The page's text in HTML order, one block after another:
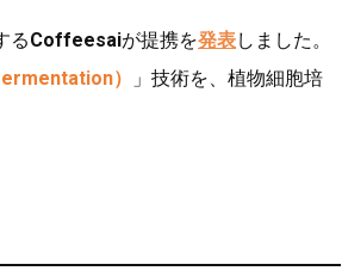
るCoffeesaiが提携を発表しました。
）
」技術を、植物細胞培